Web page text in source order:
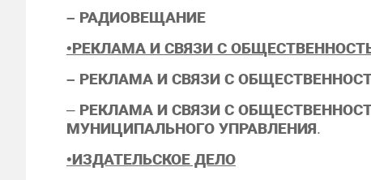
– РАДИОВЕЩАНИЕ
•РЕКЛАМА И СВЯЗИ С
– РЕКЛАМА И СВЯЗИ С
– РЕКЛАМА И СВЯЗИ С
МУНИЦИПАЛЬНОГО УПРАВЛЕНИЯ.
•ИЗДАТЕЛЬСКОЕ ДЕЛО